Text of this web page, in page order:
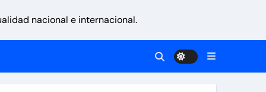
a las familias de Venezuela
nacional e internacional.